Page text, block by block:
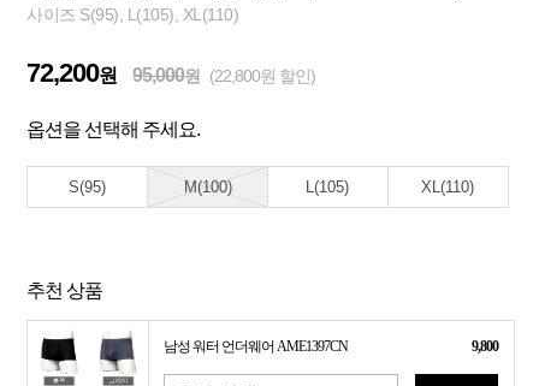
사이즈 S(95), L(105), XL(110)
72,200원 95,000원 (22,800원 할인)
옵션을 선택해 주세요.
S(95) M(100) L(105) XL(110)
추천 상품
남성 워터 언더웨어 AME1397CN 9,800